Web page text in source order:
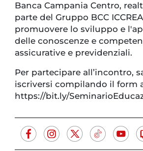
Banca Campania Centro,
parte del Gruppo BCC
promuovere lo sviluppo e
delle conoscenze e
assicurative e previdenziali.
Per partecipare all’incontro,
iscriversi compilando il form
https://bit.ly/